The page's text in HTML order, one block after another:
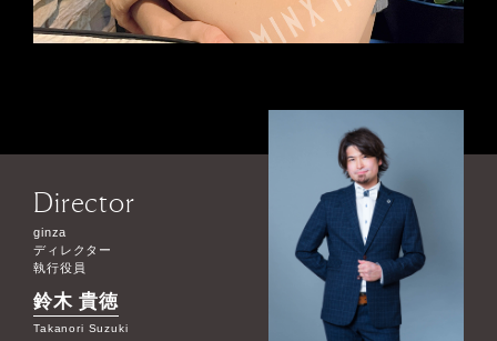
Director
ginza
ディレクター
執行役員
鈴木 貴徳
Takanori Suzuki